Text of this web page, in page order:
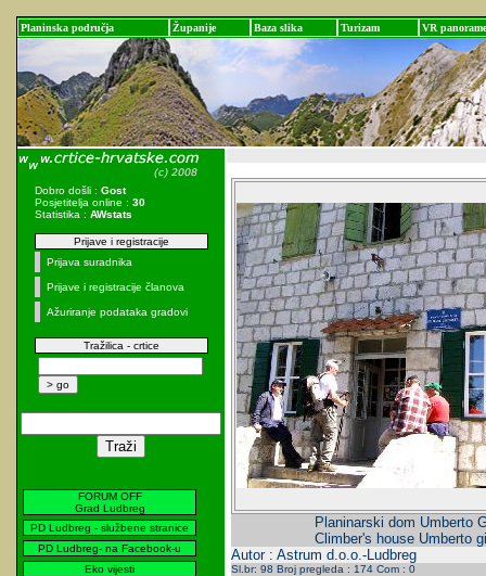
Planinska područja Županije Baza slika Turizam VR panorame
Dobro došli : Gost
Posjetitelja online : 30
Statistika : AWstats
Prijave i registracije
Prijava suradnika
Prijave i registracije članova
Ažuriranje podataka gradovi
Tražilica - crtice
FORUM OFF
Grad Ludbreg
PD Ludbreg - službene stranice
PD Ludbreg- na Facebook-u
Eko vijesti
Planinarski dom Umberto
Climber's house Umberto
Autor : Astrum d.o.o.-Ludbreg
Sl.br: 98 Broj pregleda : 174 Com : 0